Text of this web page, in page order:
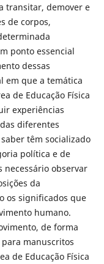
transitar, demover e
de corpos,
ponto essencial
dessas
em que a temática
de Educação Física
experiências
diferentes
têm socializado
polí­tica e de
necessário observar
da
os significados que
humano.
de forma
manuscritos
de Educação Física